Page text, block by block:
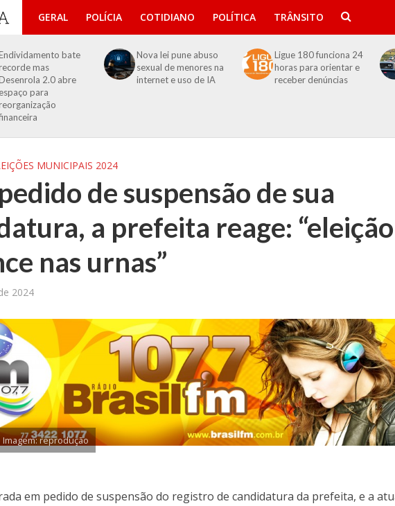
GERAL POLÍCIA COTIDIANO POLÍTICA TRÂNSITO
bate
mas
2.0 abre
espaço para
Nova lei pune abuso
sexual de menores na
internet e uso de IA
Ligue 180 funciona 24
horas para orientar e
receber denúncias
MUNICIPAIS 2024
de suspensão de sua
a prefeita reage: “eleição
nas urnas”
2024
Imagem: reprodução
em pedido de suspensão do registro de candidatura da prefeita, e a